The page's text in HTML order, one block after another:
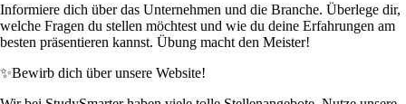
Informiere dich über das Unternehmen und die Branche. Überlege dir,
welche Fragen du stellen möchtest und wie du deine Erfahrungen am
besten präsentieren kannst. Übung macht den Meister!
✨Bewirb dich über unsere Website!